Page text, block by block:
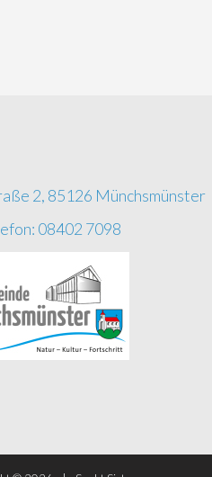
2, 85126 Münchsmünster
08402 7098